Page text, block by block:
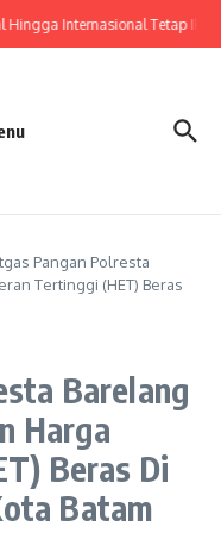
Internasional Tetap Ikuti
Pangan Polresta
Tertinggi (HET) Beras
Barelang
Harga
Beras Di
Batam